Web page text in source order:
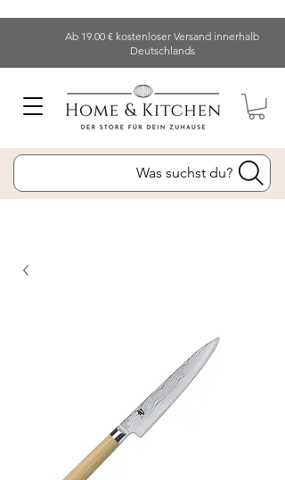
Ab 19.00 € kostenloser Versand innerhalb
Deutschlands
Was suchst du?